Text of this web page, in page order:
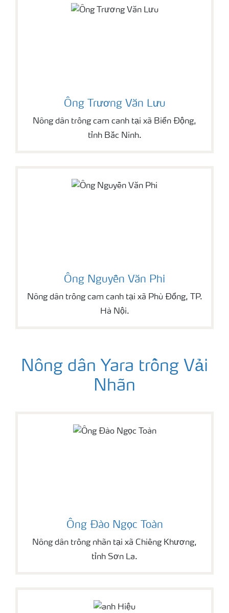
Ông Trương Văn Lưu
Nông dân trồng cam canh tại xã Biển Động,
tỉnh Bắc Ninh.
Ông Nguyễn Văn Phi
Nông dân trồng cam canh tại xã Phù Đổng, TP.
Hà Nội.
Nông dân Yara trồng Vải
Nhãn
Ông Đào Ngọc Toàn
Nông dân trồng nhãn tại xã Chiềng Khương,
tỉnh Sơn La.